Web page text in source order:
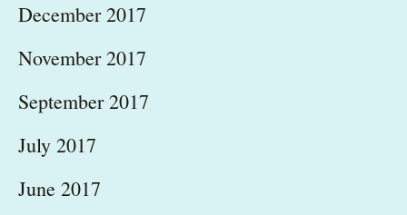
December 2017
November 2017
September 2017
July 2017
June 2017